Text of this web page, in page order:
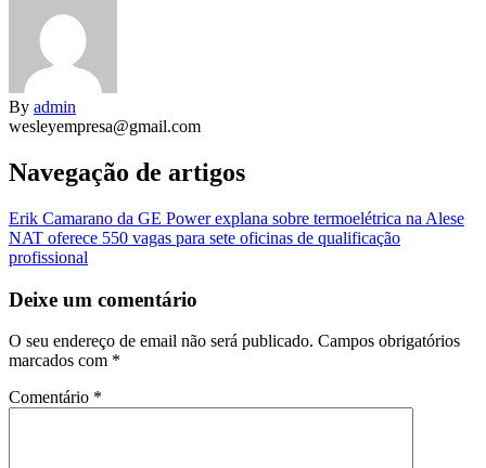
By admin
wesleyempresa@gmail.com
Navegação de artigos
Erik Camarano da GE Power explana sobre termoelétrica na Alese
NAT oferece 550 vagas para sete oficinas de qualificação
profissional
Deixe um comentário
O seu endereço de email não será publicado. Campos obrigatórios
marcados com *
Comentário *